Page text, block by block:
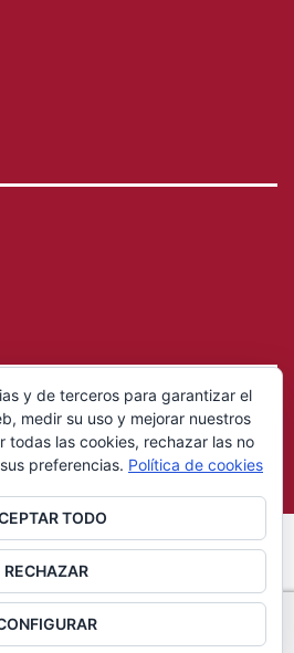
de Castilla-La Mancha
y de terceros para garantizar el
medir su uso y mejorar nuestros
todas las cookies, rechazar las no
preferencias. Política de cookies
TODO
RECHAZAR